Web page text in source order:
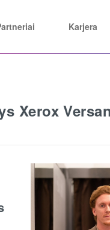
Karjera
Xerox